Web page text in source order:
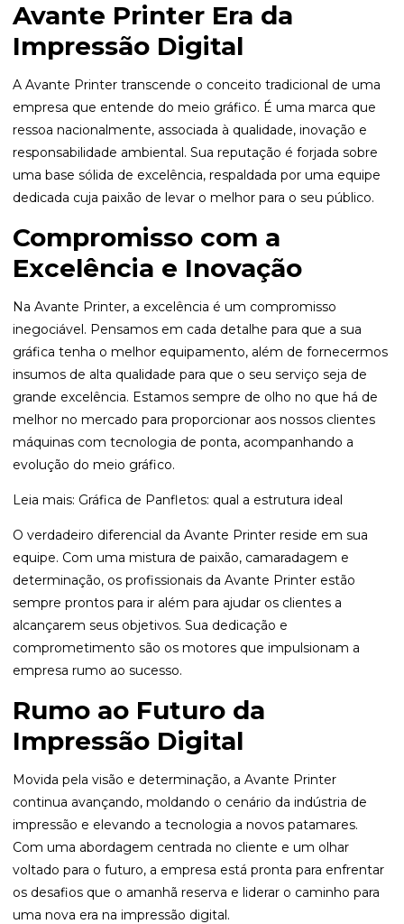
Avante Printer Era da
Impressão Digital
A Avante Printer transcende o conceito tradicional de uma
empresa que entende do meio gráfico. É uma marca que
ressoa nacionalmente, associada à qualidade, inovação e
responsabilidade ambiental. Sua reputação é forjada sobre
uma base sólida de excelência, respaldada por uma equipe
dedicada cuja paixão de levar o melhor para o seu público.
Compromisso com a
Excelência e Inovação
Na Avante Printer, a excelência é um compromisso
inegociável. Pensamos em cada detalhe para que a sua
gráfica tenha o melhor equipamento, além de fornecermos
insumos de alta qualidade para que o seu serviço seja de
grande excelência. Estamos sempre de olho no que há de
melhor no mercado para proporcionar aos nossos clientes
máquinas com tecnologia de ponta, acompanhando a
evolução do meio gráfico.
Leia mais: Gráfica de Panfletos: qual a estrutura ideal
O verdadeiro diferencial da Avante Printer reside em sua
equipe. Com uma mistura de paixão, camaradagem e
determinação, os profissionais da Avante Printer estão
sempre prontos para ir além para ajudar os clientes a
alcançarem seus objetivos. Sua dedicação e
comprometimento são os motores que impulsionam a
empresa rumo ao sucesso.
Rumo ao Futuro da
Impressão Digital
Movida pela visão e determinação, a Avante Printer
continua avançando, moldando o cenário da indústria de
impressão e elevando a tecnologia a novos patamares.
Com uma abordagem centrada no cliente e um olhar
voltado para o futuro, a empresa está pronta para enfrentar
os desafios que o amanhã reserva e liderar o caminho para
uma nova era na impressão digital.